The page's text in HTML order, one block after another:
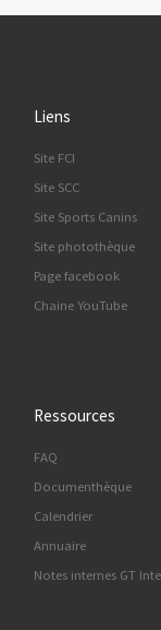
Liens
Site FCI
Site SCC
Site Sports Canins
Site photothèque
Page facebook
Chaine YouTube
Ressources
FAQ
Documenthèque
Calendrier
Annuaire
Notes internes GT